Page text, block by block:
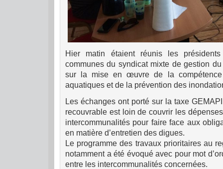
Hier matin étaient réunis les
communes du syndicat mixte de gestion
sur la mise en œuvre de la
aquatiques et de la prévention des
Les échanges ont porté sur la taxe
recouvrable est loin de couvrir les
intercommunalités pour faire face aux
en matière d’entretien des digues.
Le programme des travaux prioritaires au
notamment a été évoqué avec pour mot
entre les intercommunalités concernées.